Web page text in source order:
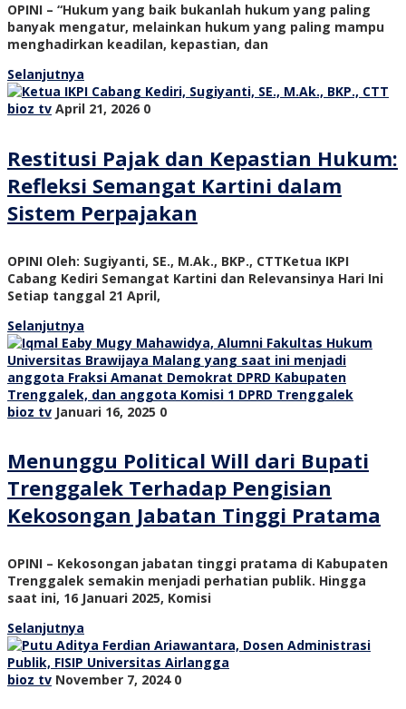
OPINI – “Hukum yang baik bukanlah hukum yang paling
banyak mengatur, melainkan hukum yang paling mampu
menghadirkan keadilan, kepastian, dan
Selanjutnya
bioz tv April 21, 2026 0
Restitusi Pajak dan Kepastian Hukum:
Refleksi Semangat Kartini dalam
Sistem Perpajakan
OPINI Oleh: Sugiyanti, SE., M.Ak., BKP., CTTKetua IKPI
Cabang Kediri Semangat Kartini dan Relevansinya Hari Ini
Setiap tanggal 21 April,
Selanjutnya
bioz tv Januari 16, 2025 0
Menunggu Political Will dari Bupati
Trenggalek Terhadap Pengisian
Kekosongan Jabatan Tinggi Pratama
OPINI – Kekosongan jabatan tinggi pratama di Kabupaten
Trenggalek semakin menjadi perhatian publik. Hingga
saat ini, 16 Januari 2025, Komisi
Selanjutnya
bioz tv November 7, 2024 0